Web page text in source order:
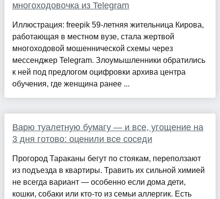
многоходовочка из Telegram
Иллюстрация: freepik 59-летняя жительница Кирова,
работающая в местном вузе, стала жертвой
многоходовой мошеннической схемы через
мессенджер Telegram. Злоумышленники обратились
к ней под предлогом оцифровки архива центра
обучения, где женщина ранее ...
Варю туалетную бумагу — и все, угощение на
3 дня готово: оценили все соседи
Прогород Тараканы бегут по стоякам, переползают
из подъезда в квартиры. Травить их сильной химией
не всегда вариант — особенно если дома дети,
кошки, собаки или кто-то из семьи аллергик. Есть